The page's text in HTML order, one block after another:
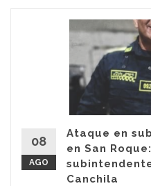
08
AGO
Ataque en
en San
Canchila